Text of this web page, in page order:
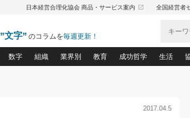
日本経営合理化協会 商品・サービス案内 launch 全国経営者
”文字” のコラムを毎週更新！
数字
おカネが残る決算書にするために、やっておきたいこと
組織 業界別 教育
あなただからお願いしたい
成功哲学
中国哲学に学ぶ 不
令和時代の「社長
生活
おのこ
(50)
2017.04.5